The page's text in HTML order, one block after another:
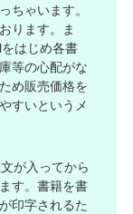
ちゃいます。
ります。ま
はじめ各書
等の心配がな
め販売価格を
すいというメ
が入ってから
す。書籍を書
印字されるた